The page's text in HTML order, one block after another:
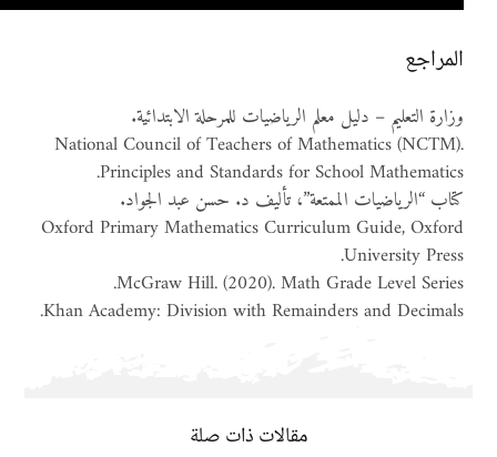
المراجع
وزارة التعليم – دليل معلم الرياضيات للمرحلة الابتدائية.
National Council of Teachers of Mathematics (NCTM).
Principles and Standards for School Mathematics.
كتاب “الرياضيات الممتعة”، تأليف د. حسن عبد الجواد.
Oxford Primary Mathematics Curriculum Guide, Oxford
University Press.
McGraw Hill. (2020). Math Grade Level Series.
Khan Academy: Division with Remainders and Decimals.
مقالات ذات صلة